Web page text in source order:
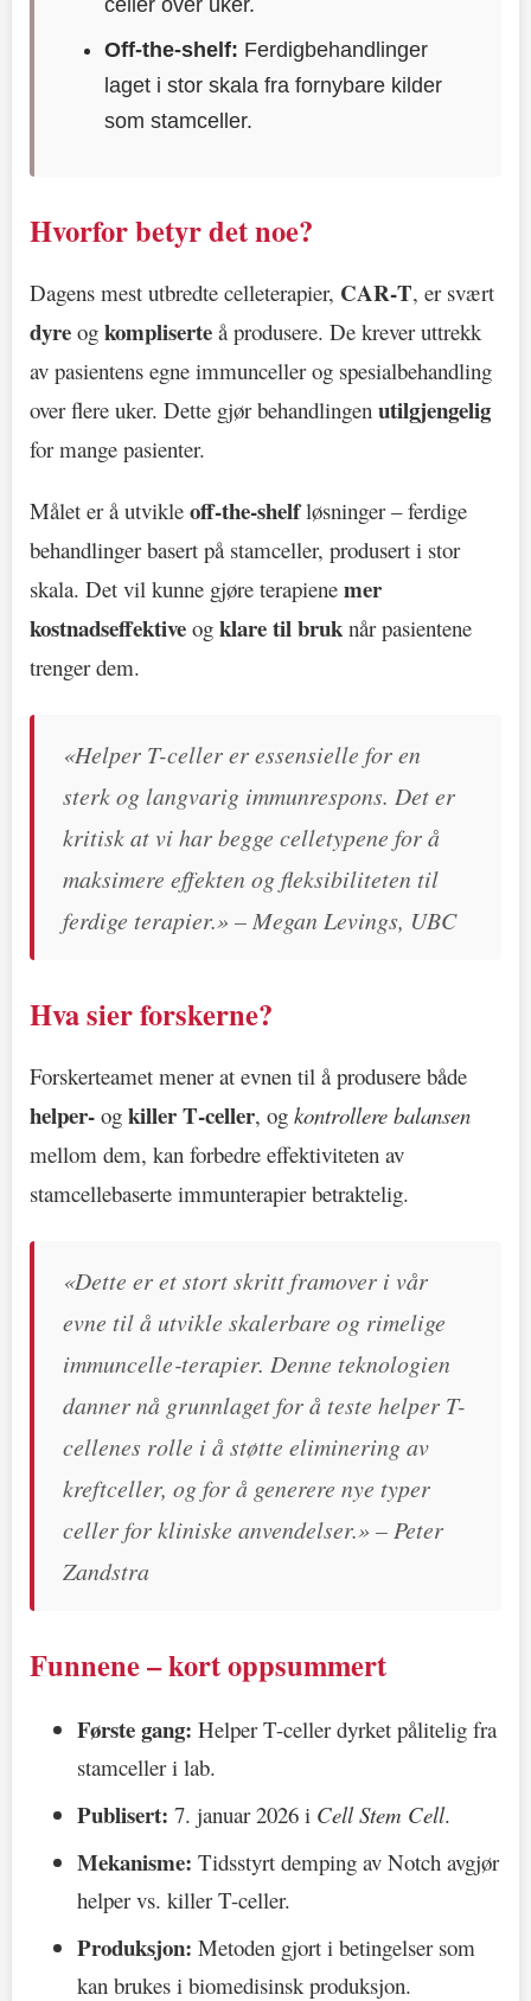
Off‑the‑shelf: Ferdigbehandlinger
laget i stor skala fra fornybare kilder
som stamceller.
Hvorfor betyr det noe?
Dagens mest utbredte celleterapier, CAR‑T, er svært
dyre og kompliserte å produsere. De krever uttrekk
av pasientens egne immunceller og spesialbehandling
over flere uker. Dette gjør behandlingen utilgjengelig
for mange pasienter.
Målet er å utvikle off‑the‑shelfløsninger – ferdige
behandlinger basert på stamceller, produsert i stor
skala. Det vil kunne gjøre terapiene mer
kostnadseffektive og klare til bruk når pasientene
trenger dem.
«Helper T-celler er essensielle for en
sterk og langvarig immunrespons. Det er
kritisk at vi har begge celletypene for å
maksimere effekten og fleksibiliteten til
ferdige terapier.» – Megan Levings, UBC
Hva sier forskerne?
Forskerteamet mener at evnen til å produsere både
helper‑ og killer T‑celler, og kontrollere balansen
mellom dem, kan forbedre effektiviteten av
stamcellebaserte immunterapier betraktelig.
«Dette er et stort skritt framover i vår
evne til å utvikle skalerbare og rimelige
immuncelle‑terapier. Denne teknologien
danner nå grunnlaget for å teste helper T-
cellenes rolle i å støtte eliminering av
kreftceller, og for å generere nye typer
celler for kliniske anvendelser.» – Peter
Zandstra
Funnene – kort oppsummert
Første gang: Helper T-celler dyrket pålitelig fra
stamceller i lab.
Publisert: 7. januar 2026 i Cell Stem Cell.
Mekanisme: Tidsstyrt demping av Notch avgjør
helper vs. killer T-celler.
Produksjon: Metoden gjort i betingelser som
kan brukes i biomedisinsk produksjon.